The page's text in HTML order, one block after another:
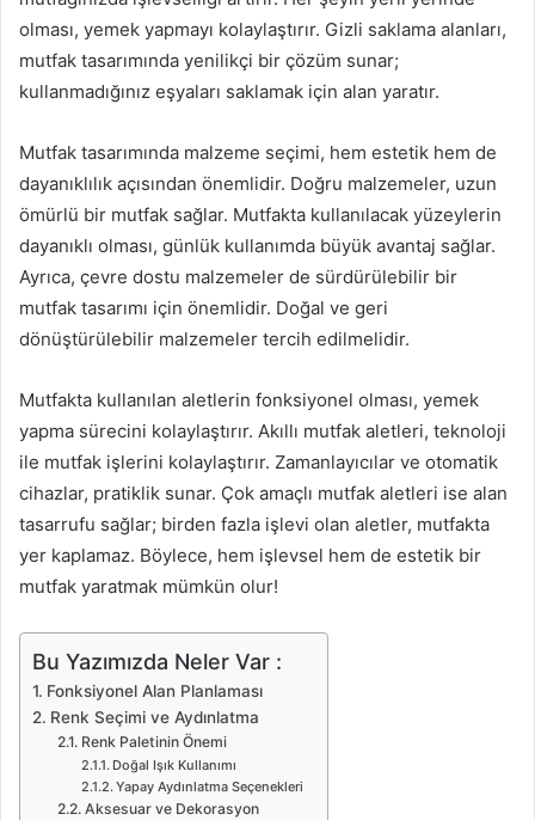
olması, yemek yapmayı kolaylaştırır. Gizli saklama alanları,
mutfak tasarımında yenilikçi bir çözüm sunar;
kullanmadığınız eşyaları saklamak için alan yaratır.
Mutfak tasarımında malzeme seçimi, hem estetik hem de
dayanıklılık açısından önemlidir. Doğru malzemeler, uzun
ömürlü bir mutfak sağlar. Mutfakta kullanılacak yüzeylerin
dayanıklı olması, günlük kullanımda büyük avantaj sağlar.
Ayrıca, çevre dostu malzemeler de sürdürülebilir bir
mutfak tasarımı için önemlidir. Doğal ve geri
dönüştürülebilir malzemeler tercih edilmelidir.
Mutfakta kullanılan aletlerin fonksiyonel olması, yemek
yapma sürecini kolaylaştırır. Akıllı mutfak aletleri, teknoloji
ile mutfak işlerini kolaylaştırır. Zamanlayıcılar ve otomatik
cihazlar, pratiklik sunar. Çok amaçlı mutfak aletleri ise alan
tasarrufu sağlar; birden fazla işlevi olan aletler, mutfakta
yer kaplamaz. Böylece, hem işlevsel hem de estetik bir
mutfak yaratmak mümkün olur!
Bu Yazımızda Neler Var :
Fonksiyonel Alan Planlaması
Renk Seçimi ve Aydınlatma
Renk Paletinin Önemi
Doğal Işık Kullanımı
Yapay Aydınlatma Seçenekleri
Aksesuar ve Dekorasyon